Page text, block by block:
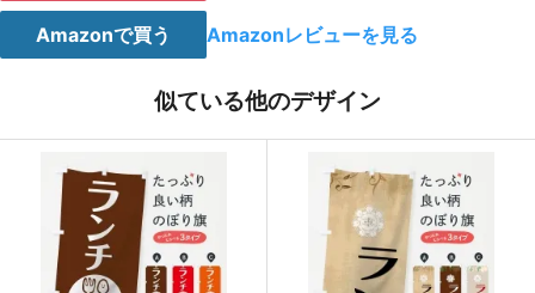
21 921
22 919
917
24 915 21960
25 913 22825
26 911 23686
27 909 24543
Amazonで買う Amazonレビューを見る
似ている他のデザイン